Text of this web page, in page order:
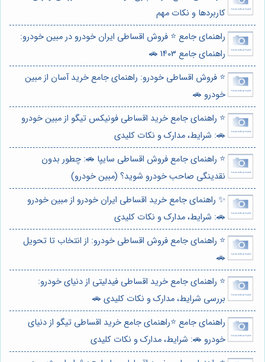
کاربردها و نکات مهم
راهنمای جامع ⭐️ فروش اقساطی ایران خودرو در مبین خودرو:
راهنمای جامع 1403 🚗
⭐️ فروش اقساطی خودرو: راهنمای جامع خرید آسان از مبین
خودرو 🚗
⭐️ راهنمای جامع خرید اقساطی فونیکس تیگو از مبین خودرو
🚗: شرایط، مدارک و نکات کلیدی
⭐️ راهنمای جامع فروش اقساطی سایپا 🚗: چطور بدون
نقدینگی صاحب خودرو شوید؟ (مبین خودرو)
✨ راهنمای جامع خرید اقساطی ایران خودرو از مبین خودرو
🚗: شرایط، مدارک و نکات کلیدی
⭐️ راهنمای جامع فروش اقساطی خودرو: از انتخاب تا تحویل
🚗
⭐️ راهنمای جامع خرید اقساطی فیدلیتی از دنیای خودرو:
بررسی شرایط، مدارک و نکات کلیدی 🚗
راهنمای جامع ⭐️راهنمای جامع خرید اقساطی تیگو از دنیای
خودرو 🚗: شرایط، مدارک و نکات کلیدی